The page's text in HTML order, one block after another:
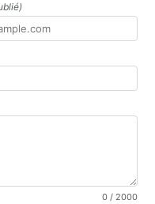
0 / 2000